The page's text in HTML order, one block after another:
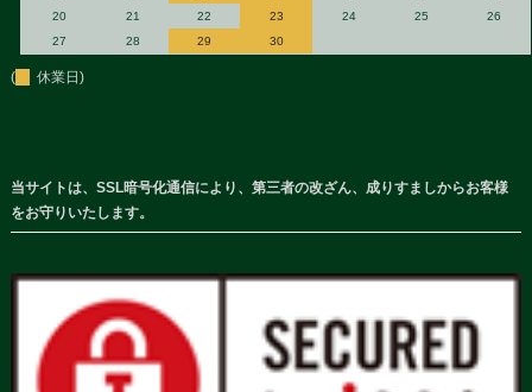
20
21 22 23 24 25
26
27
28 29 30
( 休業日)
当サイトは、SSL暗号化通信により、第三者の改ざん、成りすましからお客様
をお守りいたします。